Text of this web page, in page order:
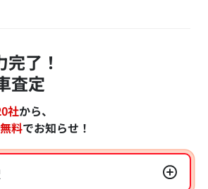
了！
査定
社から、
料でお知らせ！